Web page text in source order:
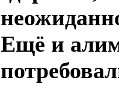
Ещё и